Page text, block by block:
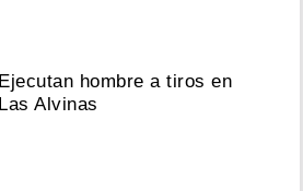
Ejecutan hombre a tiros en
Las Alvinas